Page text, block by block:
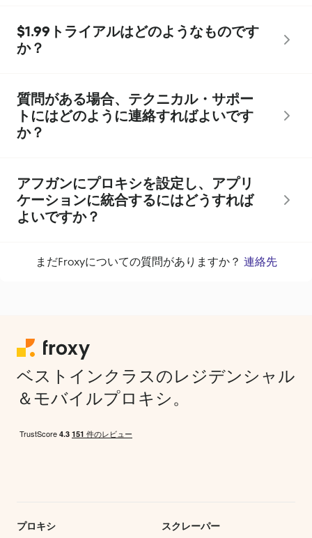
$1.99トライアルはどのようなものです
か？
質問がある場合、テクニカル・サポー
トにはどのように連絡すればよいです
か？
アフガンにプロキシを設定し、アプリ
ケーションに統合するにはどうすれば
よいですか？
まだFroxyについての質問がありますか？ 連絡先
ベストインクラスのレジデンシャル
＆モバイルプロキシ。
プロキシ
スクレーパー